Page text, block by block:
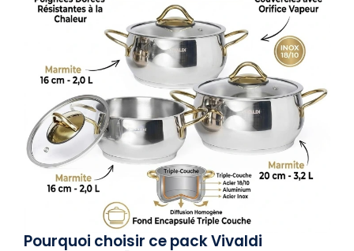
Pourquoi choisir ce pack Vivaldi